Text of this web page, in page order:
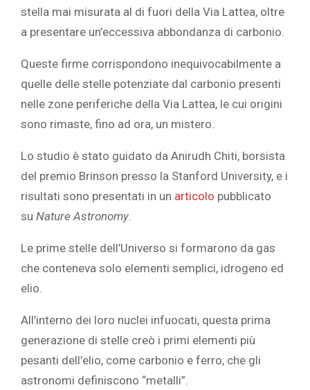
stella mai misurata al di fuori della Via Lattea, oltre
a presentare un’eccessiva abbondanza di carbonio.
Queste firme corrispondono inequivocabilmente a
quelle delle stelle potenziate dal carbonio presenti
nelle zone periferiche della Via Lattea, le cui origini
sono rimaste, fino ad ora, un mistero.
Lo studio è stato guidato da Anirudh Chiti, borsista
del premio Brinson presso la Stanford University, e i
risultati sono presentati in un articolo pubblicato
su Nature Astronomy
Le prime stelle dell’Universo si formarono da gas
che conteneva solo elementi semplici, idrogeno ed
elio.
All’interno dei loro nuclei infuocati, questa prima
generazione di stelle creò i primi elementi più
pesanti dell’elio, come carbonio e ferro, che gli
astronomi definiscono “metalli”.